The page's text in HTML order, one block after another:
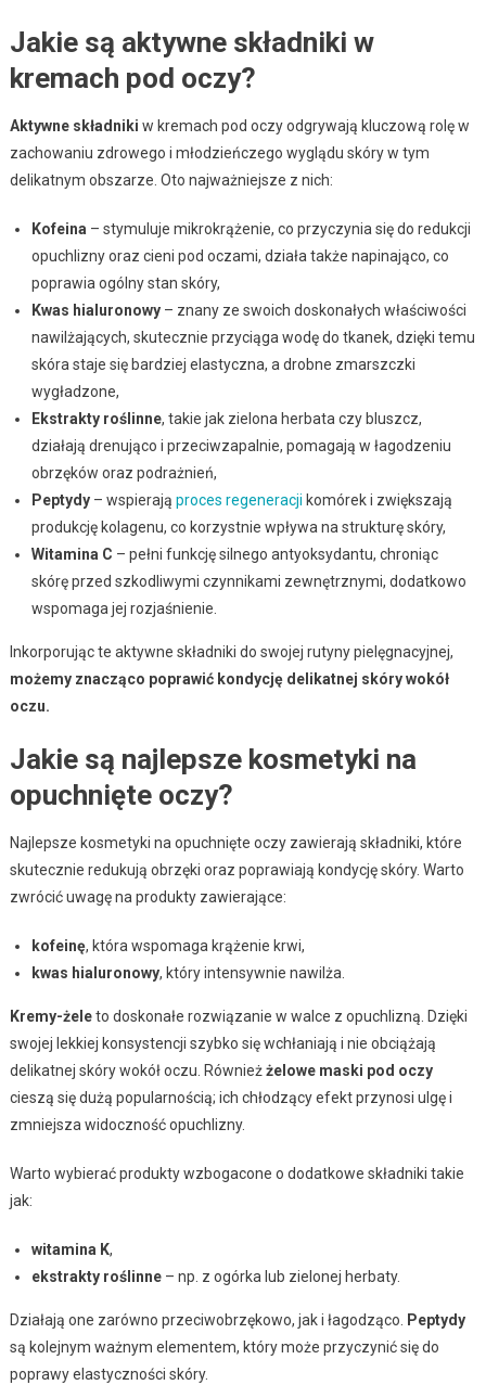
Jakie są aktywne składniki w
kremach pod oczy?
Aktywne składniki w kremach pod oczy odgrywają kluczową rolę w
zachowaniu zdrowego i młodzieńczego wyglądu skóry w tym
delikatnym obszarze. Oto najważniejsze z nich:
Kofeina – stymuluje mikrokrążenie, co przyczynia się do redukcji
opuchlizny oraz cieni pod oczami, działa także napinająco, co
poprawia ogólny stan skóry,
Kwas hialuronowy– znany ze swoich doskonałych właściwości
nawilżających, skutecznie przyciąga wodę do tkanek, dzięki temu
skóra staje się bardziej elastyczna, a drobne zmarszczki
wygładzone,
Ekstrakty roślinne, takie jak zielona herbata czy bluszcz,
działają drenująco i przeciwzapalnie, pomagają w łagodzeniu
obrzęków oraz podrażnień,
Peptydy– wspierają proces regeneracji komórek i zwiększają
produkcję kolagenu, co korzystnie wpływa na strukturę skóry,
Witamina C – pełni funkcję silnego antyoksydantu, chroniąc
skórę przed szkodliwymi czynnikami zewnętrznymi, dodatkowo
wspomaga jej rozjaśnienie.
Inkorporując te aktywne składniki do swojej rutyny pielęgnacyjnej,
możemy znacząco poprawić kondycję delikatnej skóry wokół
oczu.
Jakie są najlepsze kosmetyki na
opuchnięte oczy?
Najlepsze kosmetyki na opuchnięte oczy zawierają składniki, które
skutecznie redukują obrzęki oraz poprawiają kondycję skóry. Warto
zwrócić uwagę na produkty zawierające:
kofeinę, która wspomaga krążenie krwi,
kwas hialuronowy, który intensywnie nawilża.
Kremy-żeleto doskonałe rozwiązanie w walce z opuchlizną. Dzięki
swojej lekkiej konsystencji szybko się wchłaniają i nie obciążają
delikatnej skóry wokół oczu. Równieżżelowe maski pod oczy
cieszą się dużą popularnością; ich chłodzący efekt przynosi ulgę i
zmniejsza widoczność opuchlizny.
Warto wybierać produkty wzbogacone o dodatkowe składniki takie
jak:
witamina K,
ekstrakty roślinne– np. z ogórka lub zielonej herbaty.
Działają one zarówno przeciwobrzękowo, jak i łagodząco.
Peptydy
są kolejnym ważnym elementem, który może przyczynić się do
poprawy elastyczności skóry.